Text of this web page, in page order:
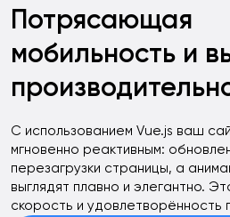
Потрясающая
мобильность и
С использованием Vue.js ваш
мгновенно реактивным:
перезагрузки страницы, а
выглядят плавно и элегантно.
скорость и удовлетворённость